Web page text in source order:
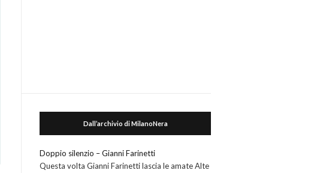
Dall’archivio di MilanoNera
Doppio silenzio – Gianni Farinetti
Questa volta Gianni Farinetti lascia le amate Alte